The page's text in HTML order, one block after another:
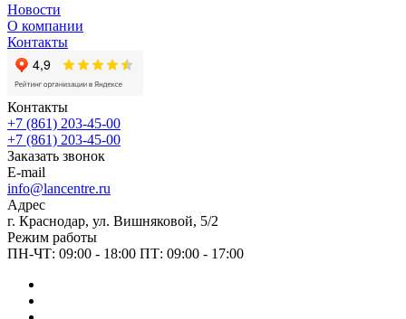
Новости
О компании
Контакты
Контакты
+7 (861) 203-45-00
+7 (861) 203-45-00
Заказать звонок
E-mail
info@lancentre.ru
Адрес
г. Краснодар, ул. Вишняковой, 5/2
Режим работы
ПН-ЧТ: 09:00 - 18:00 ПТ: 09:00 - 17:00